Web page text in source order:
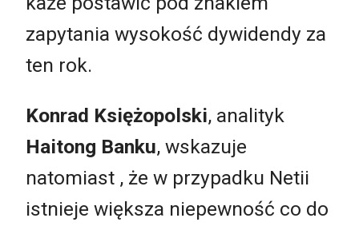
zapytania wysokość dywidendy za
ten rok.
Konrad Księżopolski, analityk
Haitong Banku, wskazuje
natomiast , że w przypadku Netii
istnieje większa niepewność co do